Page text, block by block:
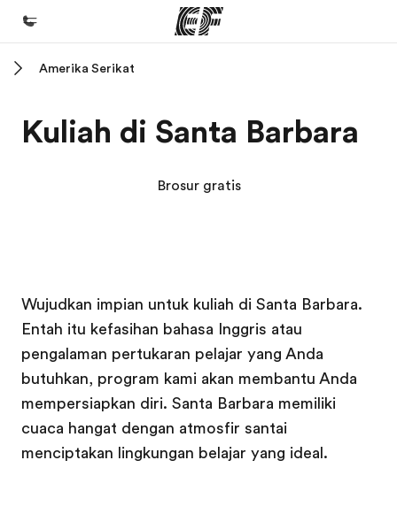
Daftar program
Cerita kami
Karir
Bergabung dengan tim kami
Amerika Serikat
Kuliah di Santa Barbara
Brosur gratis
Wujudkan impian untuk kuliah di Santa Barbara.
Entah itu kefasihan bahasa Inggris atau
pengalaman pertukaran pelajar yang Anda
butuhkan, program kami akan membantu Anda
mempersiapkan diri. Santa Barbara memiliki
cuaca hangat dengan atmosfir santai
menciptakan lingkungan belajar yang ideal.